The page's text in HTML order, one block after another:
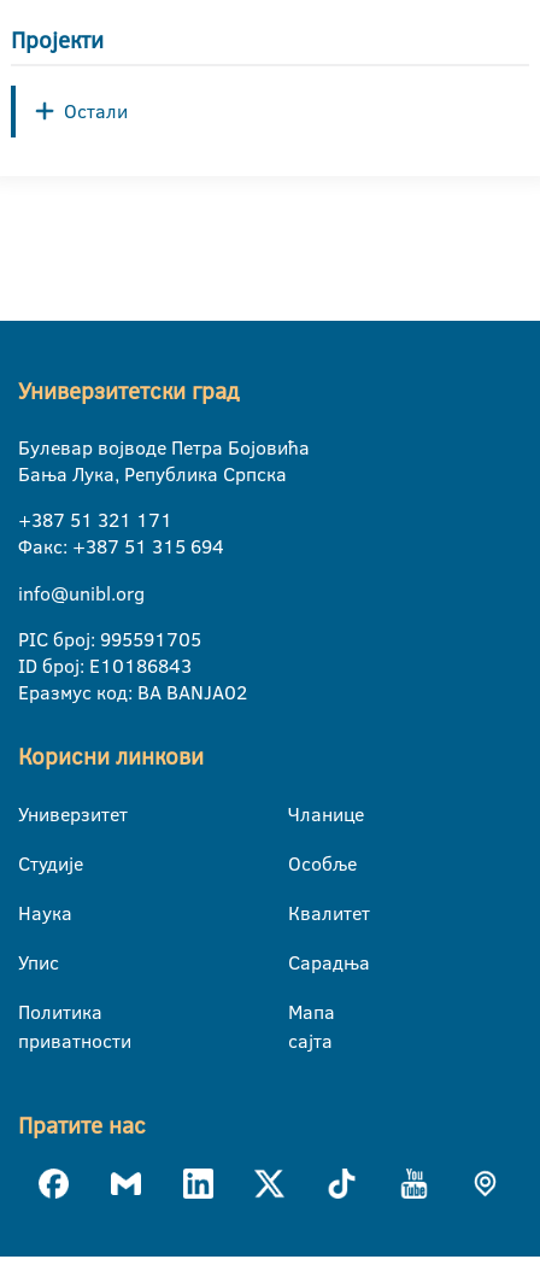
Пројекти
Остали
Универзитетски град
Булевар војводе Петра Бојовића
Бања Лука, Република Српска
+387 51 321 171
Факс: +387 51 315 694
info@unibl.org
PIC број: 995591705
ID број: E10186843
Еразмус код: BA BANJA02
Корисни линкови
Универзитет
Студије
Наука
Упис
Политика
приватности
Чланице
Особље
Квалитет
Сарадња
Мапа
сајта
Пратите нас